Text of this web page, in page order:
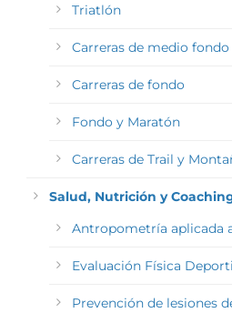
Triatlón
Carreras de medio fondo
Carreras de fondo
Fondo y Maratón
Carreras de Trail y
Salud, Nutrición y
Antropometría aplicada
Evaluación Física
Prevención de lesiones